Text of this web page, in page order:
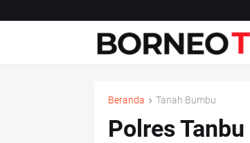
Beranda Tanah Bumbu
Polres